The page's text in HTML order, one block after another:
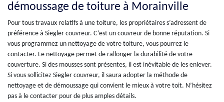
démoussage de toiture à Morainville
Pour tous travaux relatifs à une toiture, les propriétaires s’adressent de
préférence à Siegler couvreur. C’est un couvreur de bonne réputation. Si
vous programmez un nettoyage de votre toiture, vous pourrez le
contacter. Le nettoyage permet de rallonger la durabilité de votre
couverture. Si des mousses sont présentes, il est inévitable de les enlever.
Si vous sollicitez Siegler couvreur, il saura adopter la méthode de
nettoyage et de démoussage qui convient le mieux à votre toit. N’hésitez
pas à le contacter pour de plus amples détails.